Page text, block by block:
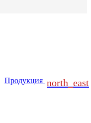
Продукция north_east